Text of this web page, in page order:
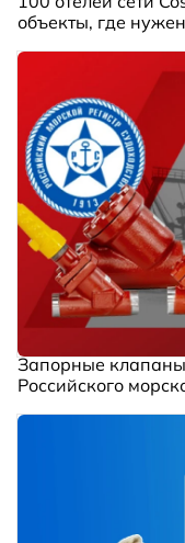
объекты, где
Запорные
Российского